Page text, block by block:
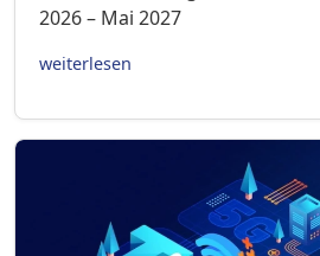
2026 – Mai 2027
weiterlesen